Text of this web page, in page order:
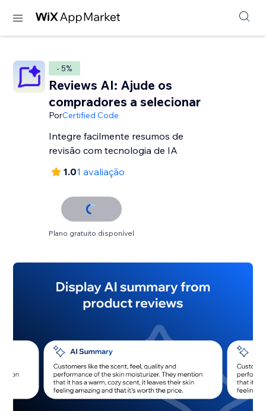
- 5%
Reviews AI: Ajude os
compradores a selecionar
PorCertified Code
Integre facilmente resumos de
revisão com tecnologia de IA
1.01 avaliação
Plano gratuito disponível